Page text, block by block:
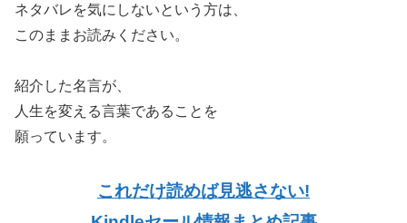
ネタバレを気にしないという方は、
このままお読みください。
紹介した名言が、
人生を変える言葉であることを
願っています。
これだけ読めば見逃さない!